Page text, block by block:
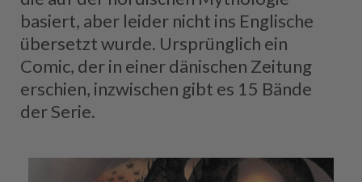
basiert, aber leider nicht ins Englische
übersetzt wurde. Ursprünglich ein
Comic, der in einer dänischen Zeitung
erschien, inzwischen gibt es 15 Bände
der Serie.